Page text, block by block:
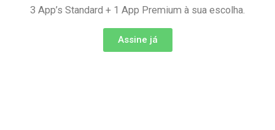
3 App’s Standard + 1 App Premium à sua escolha.
Assine já